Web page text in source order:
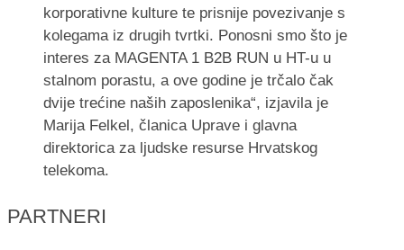
korporativne kulture te prisnije povezivanje s
kolegama iz drugih tvrtki. Ponosni smo što je
interes za MAGENTA 1 B2B RUN u HT-u u
stalnom porastu, a ove godine je trčalo čak
dvije trećine naših zaposlenika“, izjavila je
Marija Felkel, članica Uprave i glavna
direktorica za ljudske resurse Hrvatskog
telekoma.
PARTNERI